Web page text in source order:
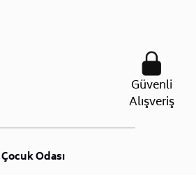
Güvenli
Alışveriş
Çocuk Odası